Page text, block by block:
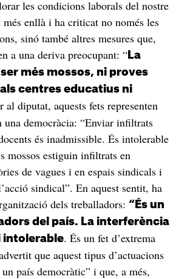
les condicions laborals del nostre
enllà i ha criticat no només les
sinó també altres mesures que,
a una deriva preocupant: “La
més mossos, ni proves
centres educatius ni
al diputat, aquests fets representen
democràcia: “Enviar infiltrats
és inadmissible. És intolerable
mossos estiguin infiltrats en
de vagues i en espais sindicals i
sindical”. En aquest sentit, ha
dels treballadors: “És un
del país. La interferència
intolerable. És un fet d’extrema
que aquest tipus d’actuacions
país democràtic” i que, a més,